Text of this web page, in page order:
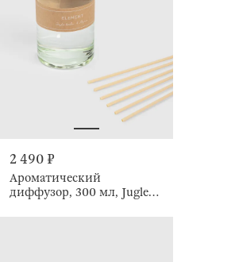
2 490 ₽
Ароматический
диффузор, 300 мл, Jugle